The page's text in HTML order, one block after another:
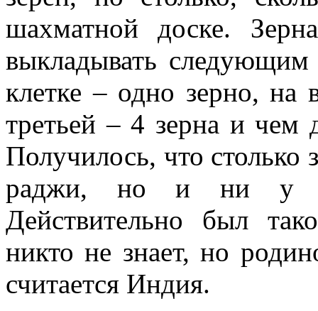
шахматной доске.
выкладывать
клетке – одно зерно, на
третьей – 4 зерна и чем
Получилось, что столько
раджи, но и ни у
Действительно был
никто не знает, но
считается Индия.